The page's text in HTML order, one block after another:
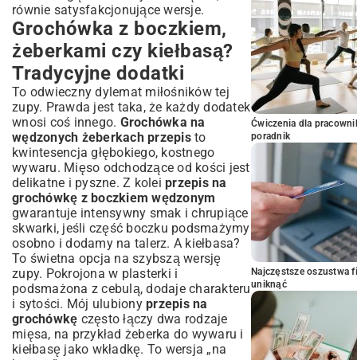
równie satysfakcjonujące wersje.
Grochówka z boczkiem,
żeberkami czy kiełbasą?
Tradycyjne dodatki
To odwieczny dylemat miłośników tej
zupy. Prawda jest taka, że każdy dodatek
wnosi coś innego. Grochówka na
wędzonych żeberkach przepisto
kwintesencja głębokiego, kostnego
wywaru. Mięso odchodzące od kości jest
delikatne i pyszne. Z kolei przepis na
grochówkę z boczkiem wędzonym
gwarantuje intensywny smak i chrupiące
skwarki, jeśli część boczku podsmażymy
osobno i dodamy na talerz. A kiełbasa?
To świetna opcja na szybszą wersję
zupy. Pokrojona w plasterki i
podsmażona z cebulą, dodaje charakteru
i sytości. Mój ulubiony przepis na
grochówkę często łączy dwa rodzaje
mięsa, na przykład żeberka do wywaru i
kiełbasę jako wkładkę. To wersja „na
Ćwiczenia dla
poradnik
Najczęstsze oszustwa
uniknąć